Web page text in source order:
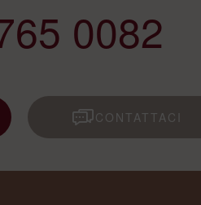
0082
CONTATTACI